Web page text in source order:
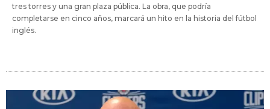
tres torres y una gran plaza pública. La obra, que podría
completarse en cinco años, marcará un hito en la historia del fútbol
inglés.